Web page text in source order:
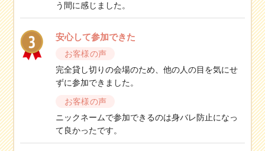
う間に感じました。
安心して参加できた
お客様の声
完全貸し切りの会場のため、他の人の目を気にせ
ずに参加できました。
お客様の声
ニックネームで参加できるのは身バレ防止になっ
て良かったです。